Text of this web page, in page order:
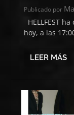
Publicado por
HELLFEST
hoy, a las
LEER MÁS